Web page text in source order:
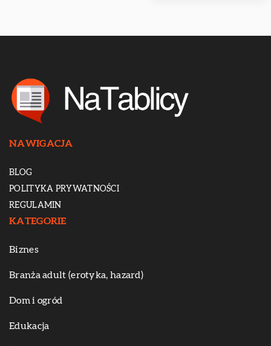
NAWIGACJA
BLOG
POLITYKA PRYWATNOŚCI
REGULAMIN
KATEGORIE
Biznes
Branża adult (erotyka, hazard)
Dom i ogród
Edukacja